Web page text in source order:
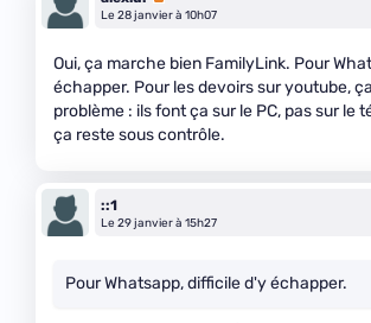
Le 28 janvier à 10h07
Oui, ça marche bien FamilyLink. Pour
échapper. Pour les devoirs sur youtube,
problème : ils font ça sur le PC, pas sur le
ça reste sous contrôle.
::1
Le 29 janvier à 15h27
Pour Whatsapp, difficile d'y échapper.